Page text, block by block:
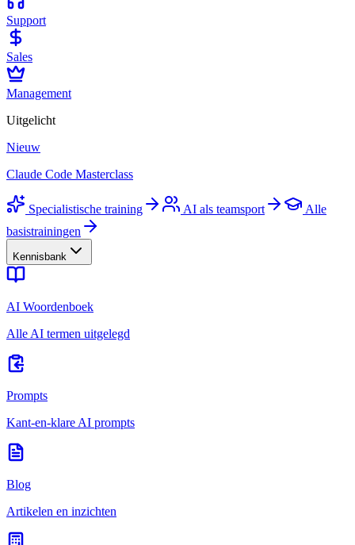
Support
Sales
Management
Uitgelicht
Nieuw
Claude Code Masterclass
Specialistische training AI als teamsport
Alle
basistrainingen
Kennisbank
AI Woordenboek
Alle AI termen uitgelegd
Prompts
Kant-en-klare AI prompts
Blog
Artikelen en inzichten